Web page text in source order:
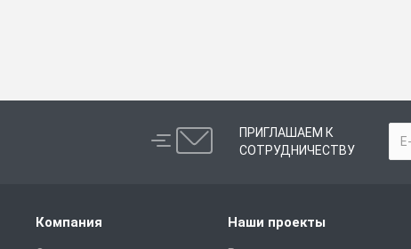
ПРИГЛАШАЕМ К
СОТРУДНИЧЕСТВУ
Компания Наши проекты